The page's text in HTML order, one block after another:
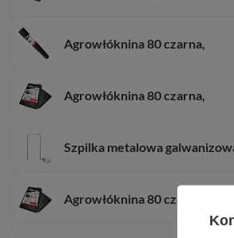
Agrowłóknina 80 czarna,
Agrowłóknina 80 czarna,
Szpilka metalowa
Agrowłóknina 80 czarna,